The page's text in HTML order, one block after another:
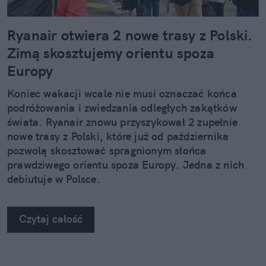
Ryanair otwiera 2 nowe trasy z Polski.
Zimą skosztujemy orientu spoza
Europy
Koniec wakacji wcale nie musi oznaczać końca
podróżowania i zwiedzania odległych zakątków
świata. Ryanair znowu przyszykował 2 zupełnie
nowe trasy z Polski, które już od października
pozwolą skosztować spragnionym słońca
prawdziwego orientu spoza Europy. Jedna z nich
debiutuje w Polsce.
Czytaj całość